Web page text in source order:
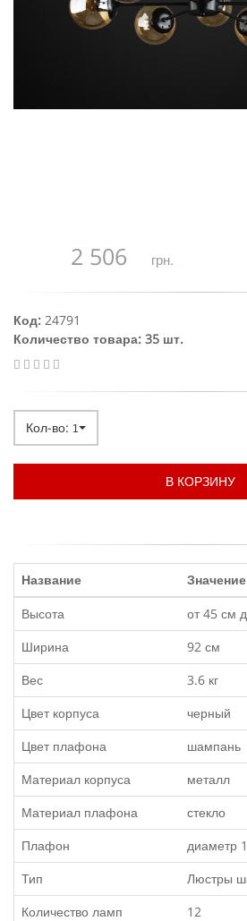
2 506 грн.
Код: 24791
Количество товара: 35 шт.
Кол-во: 1
В КОРЗИНУ
Название
Значение
Высота
от 45 см
Ширина
92 см
Вес
3.6 кг
Цвет корпуса
черный
Цвет плафона
шампань
Материал корпуса
металл
Материал плафона
стекло
Плафон
диаметр
Тип
Люстры
Количество ламп
12